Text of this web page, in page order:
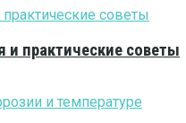
и практические советы